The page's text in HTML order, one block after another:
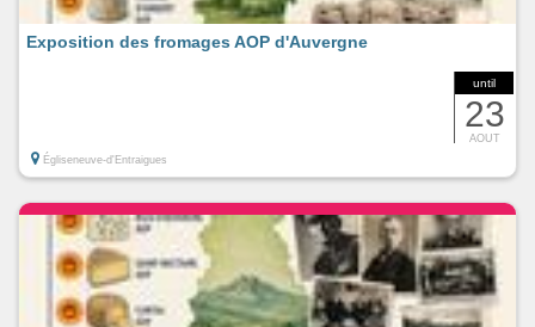
until
23
AOUT
Exposition des fromages AOP d'Auvergne
Égliseneuve-d'Entraigues